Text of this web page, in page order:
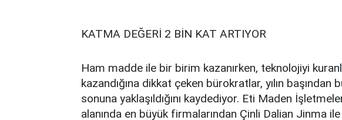
KATMA DEĞERİ 2 BİN KAT ARTIYOR
Ham madde ile bir birim kazanırken, teknolojiyi
kazandığına dikkat çeken bürokratlar, yılın başından
sonuna yaklaşıldığını kaydediyor. Eti Maden
alanında en büyük firmalarından Çinli Dalian Jinma